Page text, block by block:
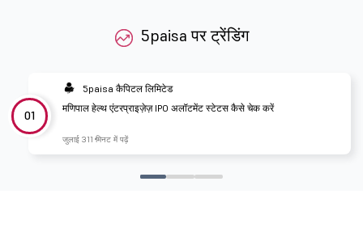
5paisa पर ट्रेंडिंग
01
5paisa कैपिटल लिमिटेड
मणिपाल हेल्थ एंटरप्राइज़ेज़ IPO अलॉटमेंट स्टेटस कैसे चेक करें
जुलाई 311 मिनट में पढ़ें